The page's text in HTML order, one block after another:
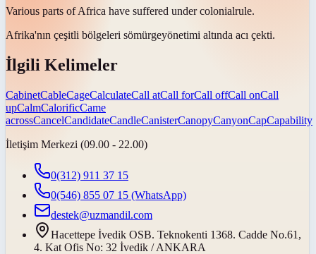
Various parts of Africa have suffered under colonialrule.
Afrika'nın çeşitli bölgeleri sömürgeyönetimi altında acı çekti.
İlgili Kelimeler
CabinetCableCageCalculateCall atCall forCall offCall onCall
upCalmCalorificCame
acrossCancelCandidateCandleCanisterCanopyCanyonCapCapability
İletişim Merkezi (09.00 - 22.00)
0(312) 911 37 15
0(546) 855 07 15 (WhatsApp)
destek@uzmandil.com
Hacettepe İvedik OSB. Teknokenti 1368. Cadde No.61,
4. Kat Ofis No: 32 İvedik / ANKARA